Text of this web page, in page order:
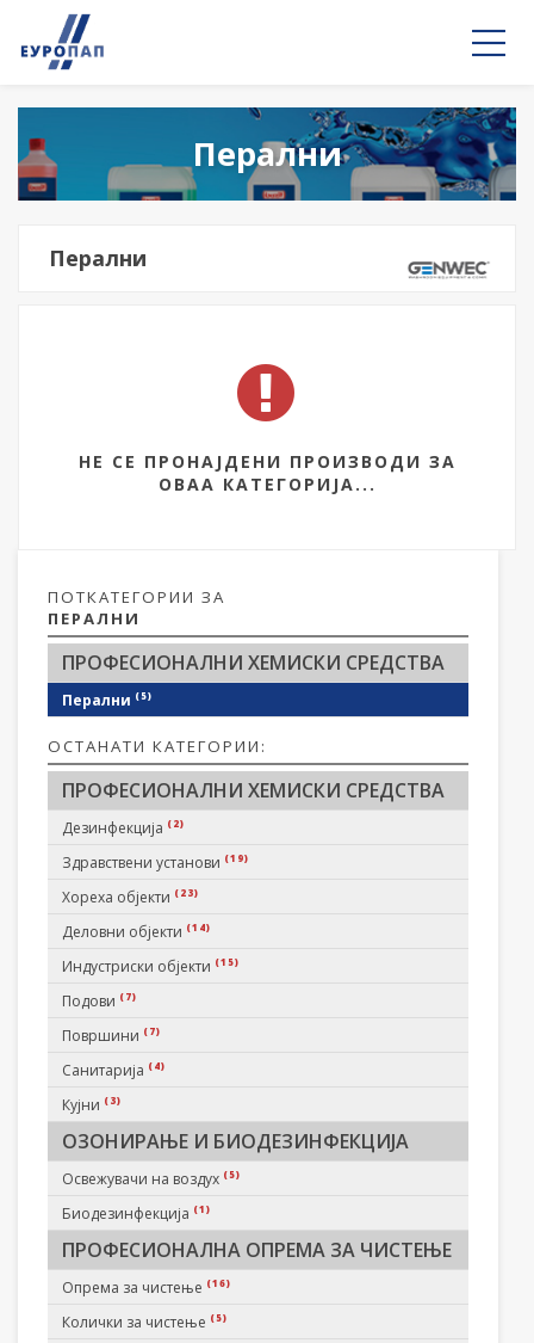
Перални
ПОТКАТЕГОРИИ ЗА
ПЕРАЛНИ
ПРОФЕСИОНАЛНИ ХЕМИСКИ СРЕДСТВА
Перални (5)
ОСТАНАТИ КАТЕГОРИИ:
ПРОФЕСИОНАЛНИ ХЕМИСКИ СРЕДСТВА
Дезинфекција (2)
Здравствени установи (19)
Хореха објекти (23)
Деловни објекти (14)
Индустриски објекти (15)
Подови (7)
Површини (7)
Санитарија (4)
Кујни (3)
ОЗОНИРАЊЕ И БИОДЕЗИНФЕКЦИЈА
Освежувачи на воздух (5)
Биодезинфекција (1)
ПРОФЕСИОНАЛНА ОПРЕМА ЗА ЧИСТЕЊЕ
Опрема за чистење (16)
Колички за чистење (5)
Перални
НЕ СЕ ПРОНАЈДЕНИ ПРОИЗВОДИ ЗА
ОВАА КАТЕГОРИЈА...